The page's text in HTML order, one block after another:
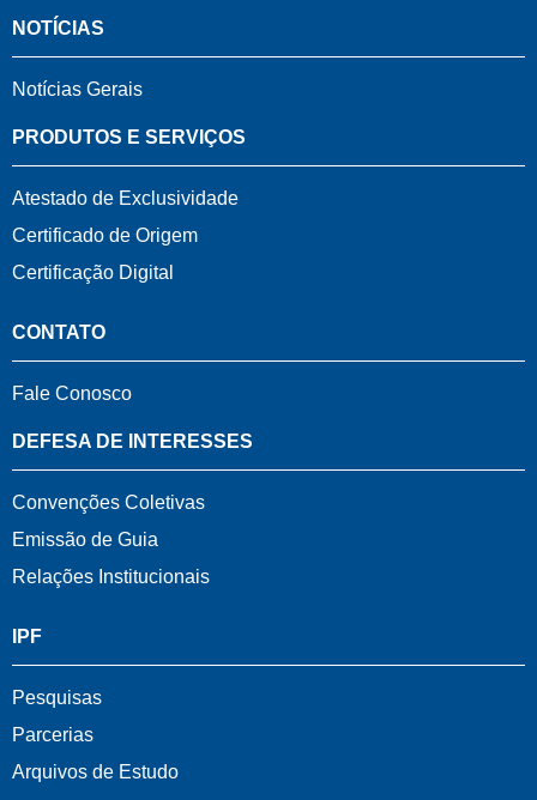
NOTÍCIAS
Notícias Gerais
PRODUTOS E SERVIÇOS
Atestado de Exclusividade
Certificado de Origem
Certificação Digital
CONTATO
Fale Conosco
DEFESA DE INTERESSES
Convenções Coletivas
Emissão de Guia
Relações Institucionais
IPF
Pesquisas
Parcerias
Arquivos de Estudo